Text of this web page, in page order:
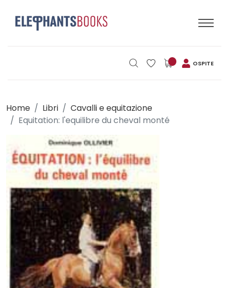
OSPITE
Home Libri
Cavalli e equitazione
Equitation: l'equilibre du cheval monté